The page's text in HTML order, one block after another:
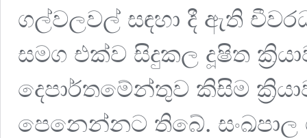
ගල්වලවල් සඳහා දී ඇති
සමග එක්ව සිදුකල දූෂිත
දෙපාර්තමේන්තුව කිසිම
පෙනෙන්නට තිබේ.